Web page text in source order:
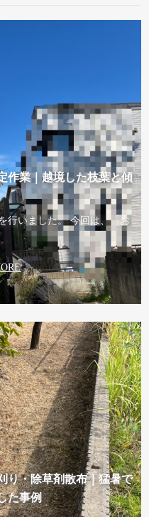
作業｜越境した枝葉と傾
行いました。 今回は、「お
り・除草剤散布｜猛暑で
た事例